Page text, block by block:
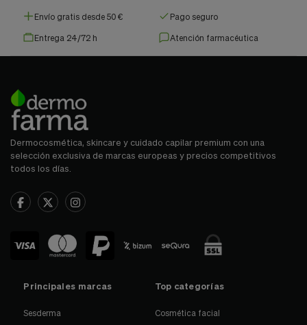
Envío gratis desde 50 € Pago seguro
Entrega 24/72 h Atención farmacéutica
Dermocosmética, skincare y cuidado capilar premium con una
selección exclusiva de marcas europeas y precios competitivos
todos los días.
Principales marcas
Sesderma
Top categorías
Cosmética facial